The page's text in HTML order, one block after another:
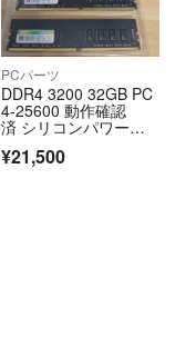
PCパーツ
DDR4 3200 32GB PC
4-25600 動作確認
済 シリコンパワー製
¥21,500